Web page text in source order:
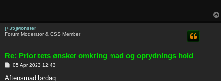
[+35]Monster
Forum Moderator & CSS Member
Re: Prioritets ønsker omkring mad og oprydnings hold
P
s
05 Apr 2023 12:43
Aftensmad lørdag